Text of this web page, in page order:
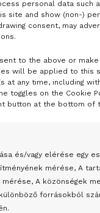
personal data such
site and show (non-)
consent, may
to the above or make
will be applied to this
at any time, including
toggles on the Cookie
button at the bottom of
és/vagy elérése egy
mérése, A
A közönségek
forrásokból
- H I R D E T É S -